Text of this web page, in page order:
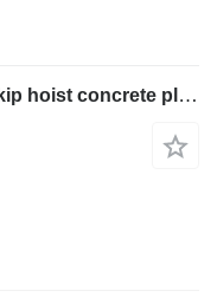
Polygonmach PCC60 compact skip hoist concrete plant